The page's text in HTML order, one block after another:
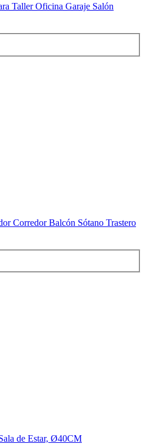
Taller Oficina Garaje Salón
Corredor Balcón Sótano Trastero
de Estar, Ø40CM